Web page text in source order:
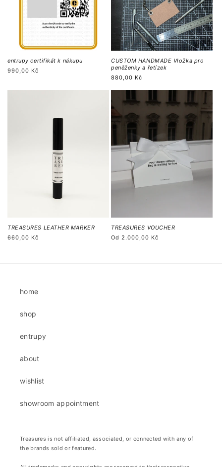
entrupy certifikát k nákupu
Běžná
990,00 Kč
CUSTOM HANDMADE Vložka pro
peněženky a řetízek
Běžná
880,00 Kč
TREASURES LEATHER MARKER
Běžná
660,00 Kč
TREASURES VOUCHER
Běžná
Od 2.000,00 Kč
home
shop
entrupy
about
wishlist
showroom appointment
Treasures is not affiliated, associated, or connected with any of
the brands sold or featured.